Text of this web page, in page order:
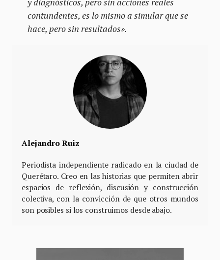
contundentes, es lo mismo a simular que se
hace, pero sin resultados».
Alejandro Ruiz
Periodista independiente radicado en la ciudad de
Querétaro. Creo en las historias que permiten abrir
espacios de reflexión, discusión y construcción
colectiva, con la convicción de que otros mundos
son posibles si los construimos desde abajo.